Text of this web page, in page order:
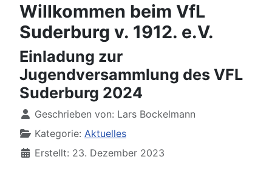
Willkommen beim VfL
Suderburg v. 1912. e.V.
Einladung zur
Jugendversammlung des VFL
Suderburg 2024
DetailsGeschrieben von: Lars Bockelmann
Kategorie: Aktuelles
Erstellt: 23. Dezember 2023